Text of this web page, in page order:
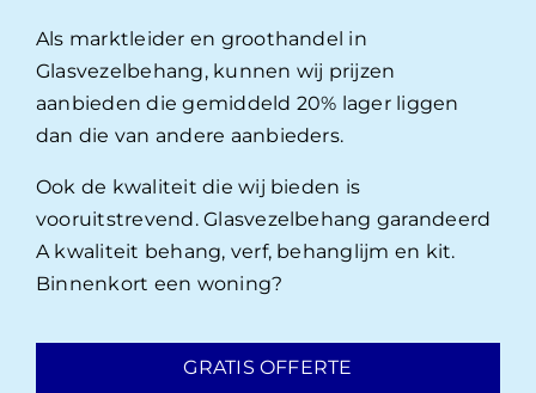
Als marktleider en groothandel in
Glasvezelbehang, kunnen wij prijzen
aanbieden die gemiddeld 20% lager liggen
dan die van andere aanbieders.
Ook de kwaliteit die wij bieden is
vooruitstrevend. Glasvezelbehang garandeerd
A kwaliteit behang, verf, behanglijm en kit.
Binnenkort een woning?
GRATIS OFFERTE